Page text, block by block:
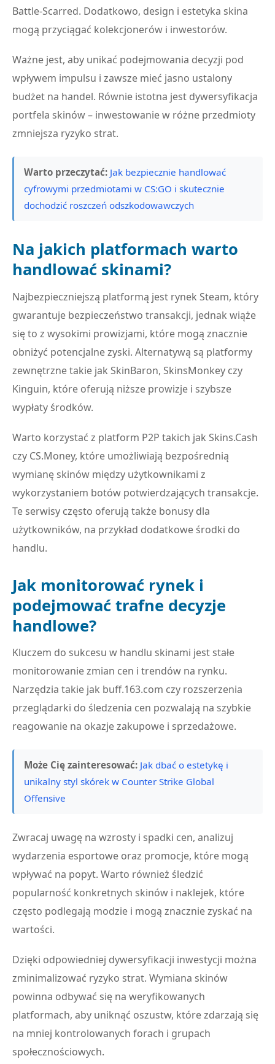
Battle-Scarred. Dodatkowo, design i estetyka skina
mogą przyciągać kolekcjonerów i inwestorów.
Ważne jest, aby unikać podejmowania decyzji pod
wpływem impulsu i zawsze mieć jasno ustalony
budżet na handel. Równie istotna jest dywersyfikacja
portfela skinów – inwestowanie w różne przedmioty
zmniejsza ryzyko strat.
Warto przeczytać: Jak bezpiecznie handlować
cyfrowymi przedmiotami w CS:GO i skutecznie
dochodzić roszczeń odszkodowawczych
Na jakich platformach warto
handlować skinami?
Najbezpieczniejszą platformą jest rynek Steam, który
gwarantuje bezpieczeństwo transakcji, jednak wiąże
się to z wysokimi prowizjami, które mogą znacznie
obniżyć potencjalne zyski. Alternatywą są platformy
zewnętrzne takie jak SkinBaron, SkinsMonkey czy
Kinguin, które oferują niższe prowizje i szybsze
wypłaty środków.
Warto korzystać z platform P2P takich jak Skins.Cash
czy CS.Money, które umożliwiają bezpośrednią
wymianę skinów między użytkownikami z
wykorzystaniem botów potwierdzających transakcje.
Te serwisy często oferują także bonusy dla
użytkowników, na przykład dodatkowe środki do
handlu.
Jak monitorować rynek i
podejmować trafne decyzje
handlowe?
Kluczem do sukcesu w handlu skinami jest stałe
monitorowanie zmian cen i trendów na rynku.
Narzędzia takie jak buff.163.com czy rozszerzenia
przeglądarki do śledzenia cen pozwalają na szybkie
reagowanie na okazje zakupowe i sprzedażowe.
Może Cię zainteresować: Jak dbać o estetykę i
unikalny styl skórek w Counter Strike Global
Offensive
Zwracaj uwagę na wzrosty i spadki cen, analizuj
wydarzenia esportowe oraz promocje, które mogą
wpływać na popyt. Warto również śledzić
popularność konkretnych skinów i naklejek, które
często podlegają modzie i mogą znacznie zyskać na
wartości.
Dzięki odpowiedniej dywersyfikacji inwestycji można
zminimalizować ryzyko strat. Wymiana skinów
powinna odbywać się na weryfikowanych
platformach, aby uniknąć oszustw, które zdarzają się
na mniej kontrolowanych forach i grupach
społecznościowych.